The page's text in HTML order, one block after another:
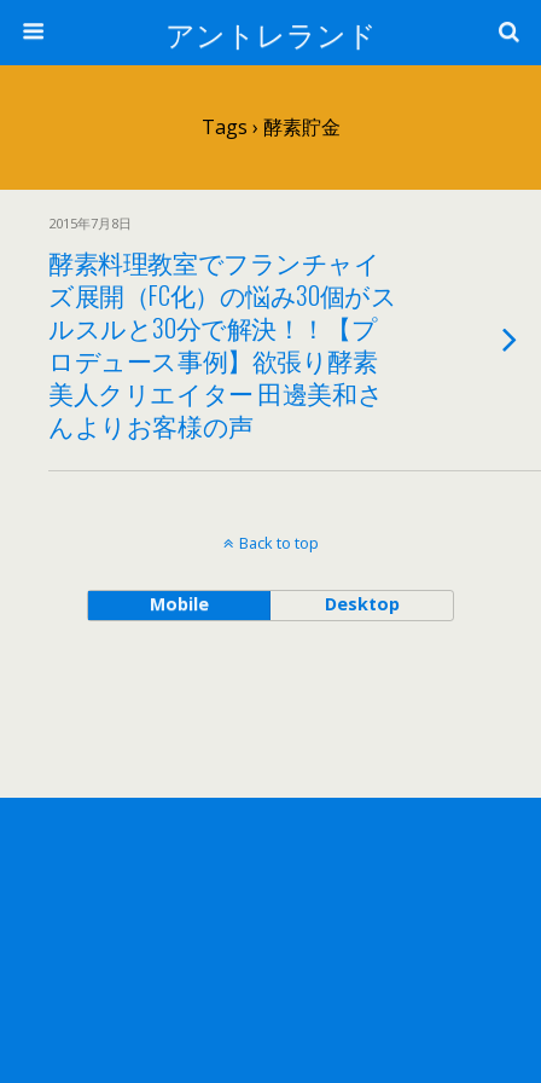
アントレランド
Tags › 酵素貯金
2015年7月8日
酵素料理教室でフランチャイ
ズ展開（FC化）の悩み30個がス
ルスルと30分で解決！！【プ
ロデュース事例】欲張り酵素
美人クリエイター 田邊美和さ
んよりお客様の声
Back to top
Mobile Desktop